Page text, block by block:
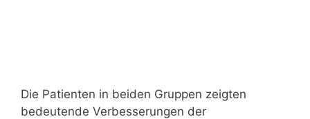
Die Patienten in beiden Gruppen zeigten
bedeutende Verbesserungen der